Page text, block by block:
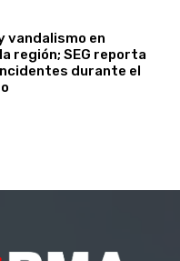
vandalismo en
región; SEG reporta
durante el